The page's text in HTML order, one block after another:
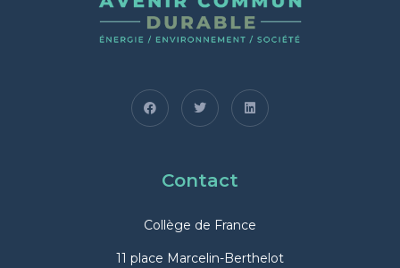
Contact
Collège de France
11 place Marcelin-Berthelot